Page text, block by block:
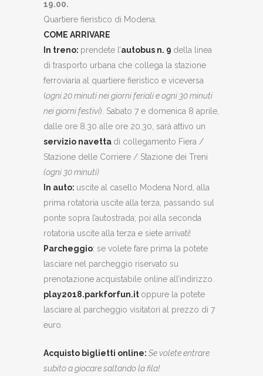
19.00.
Quartiere fieristico di Modena.
COME ARRIVARE
In treno: prendete l’autobus n. 9 della linea
di trasporto urbana che collega la stazione
ferroviaria al quartiere fieristico e viceversa
(ogni 20 minuti nei giorni feriali e ogni 30 minuti
nei giorni festivi). Sabato 7 e domenica 8 aprile,
dalle ore 8.30 alle ore 20.30, sarà attivo un
servizio navetta di collegamento Fiera /
Stazione delle Corriere / Stazione dei Treni
(ogni 30 minuti)
In auto: uscite al casello Modena Nord, alla
prima rotatoria uscite alla terza, passando sul
ponte sopra l’autostrada; poi alla seconda
rotatoria uscite alla terza e siete arrivati!
Parcheggio: se volete fare prima la potete
lasciare nel parcheggio riservato su
prenotazione acquistabile online all’indirizzo
play2018.parkforfun.it oppure la potete
lasciare al parcheggio visitatori al prezzo di 7
euro.
Acquisto biglietti online: Se volete entrare
subito a giocare saltando la fila!